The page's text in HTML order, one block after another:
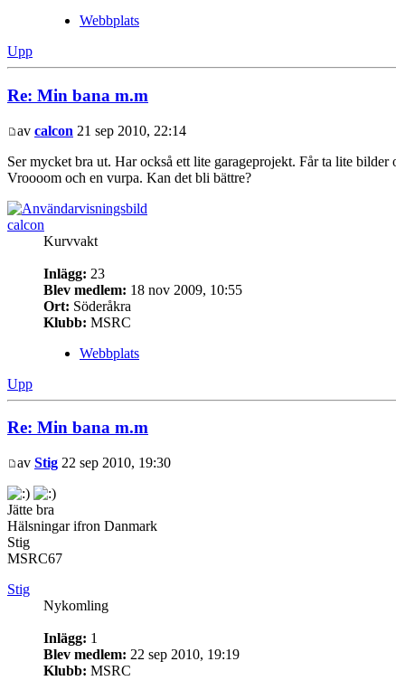
Webbplats
Upp
Re: Min bana m.m
av calcon 21 sep 2010, 22:14
Ser mycket bra ut. Har också ett lite garageprojekt. Får ta lite
Vroooom och en vurpa. Kan det bli bättre?
calcon
Kurvvakt
Inlägg: 23
Blev medlem: 18 nov 2009, 10:55
Ort: Söderåkra
Klubb: MSRC
Webbplats
Upp
Re: Min bana m.m
av Stig 22 sep 2010, 19:30
Jätte bra
Hälsningar ifron Danmark
Stig
MSRC67
Stig
Nykomling
Inlägg: 1
Blev medlem: 22 sep 2010, 19:19
Klubb: MSRC